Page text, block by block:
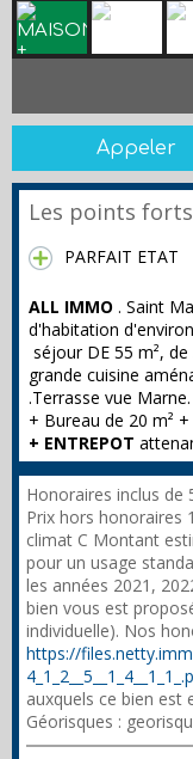
Appeler
Les points
PARFAIT ETAT
ALL IMMO . Saint
d'habitation
séjour DE 55 m²,
grande cuisine
.Terrasse vue
+ Bureau de 20 m²
+ ENTREPOT
Honoraires inclus de
Prix hors honoraires
climat C Montant
pour un usage
les années 2021,
bien vous est
individuelle). Nos
https://
auxquels ce bien est
Géorisques :